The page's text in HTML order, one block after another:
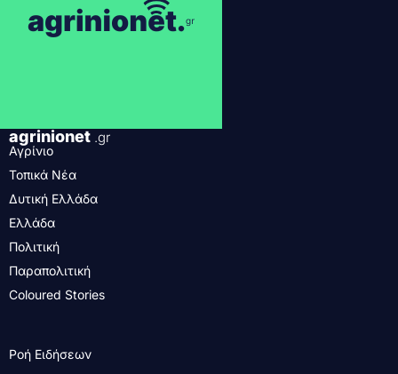
agrinionet .gr
Αγρίνιο
Τοπικά Νέα
Δυτική Ελλάδα
Ελλάδα
Πολιτική
Παραπολιτική
Coloured Stories
Ροή Ειδήσεων